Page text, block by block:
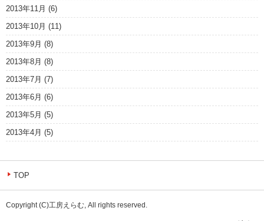
2013年11月 (6)
2013年10月 (11)
2013年9月 (8)
2013年8月 (8)
2013年7月 (7)
2013年6月 (6)
2013年5月 (5)
2013年4月 (5)
TOP
Copyright (C)工房えらむ, All rights reserved.